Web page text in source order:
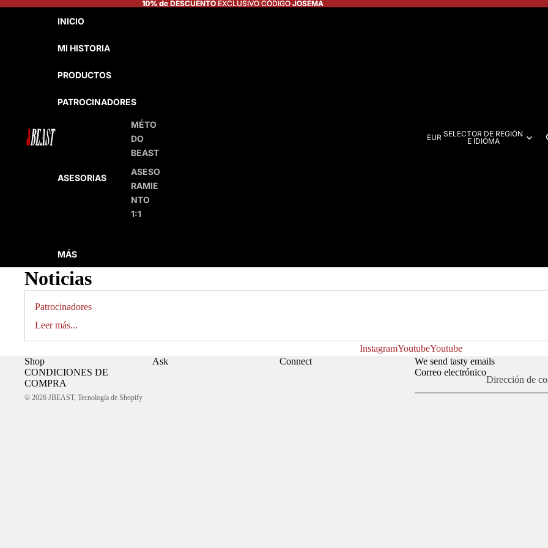
10% de DESCUENTOEXCLUSIVO CÓDIGO JOSEMA
10% de DESCUENTO EXCLUSIVO CÓDIGO JOSEMA
INICIO
MI HISTORIA
PRODUCTOS
PATROCINADORES
ASESORIAS
MÉTO
DO
BEAST
ASESO
RAMIE
NTO
1:1
MÁS
EUR SELECTOR DE REGIÓN
E IDIOMA
Noticias
Patrocinadores
Leer más...
InstagramYoutubeYoutube
Shop
CONDICIONES DE
COMPRA
Ask Connect
We send tasty emails
Correo electrónico
© 2026 JBEAST, Tecnología de Shopify